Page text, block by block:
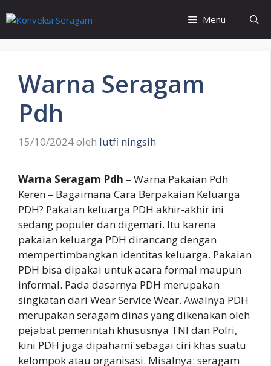
ke
isi
Menu
Warna Seragam
Pdh
15/10/2024oleh lutfi ningsih
Warna Seragam Pdh – Warna Pakaian Pdh
Keren – Bagaimana Cara Berpakaian Keluarga
PDH? Pakaian keluarga PDH akhir-akhir ini
sedang populer dan digemari. Itu karena
pakaian keluarga PDH dirancang dengan
mempertimbangkan identitas keluarga. Pakaian
PDH bisa dipakai untuk acara formal maupun
informal. Pada dasarnya PDH merupakan
singkatan dari Wear Service Wear. Awalnya PDH
merupakan seragam dinas yang dikenakan oleh
pejabat pemerintah khususnya TNI dan Polri,
kini PDH juga dipahami sebagai ciri khas suatu
kelompok atau organisasi. Misalnya: seragam